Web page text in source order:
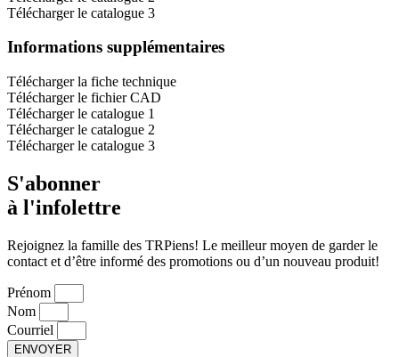
Télécharger le catalogue 3
Informations supplémentaires
Télécharger la fiche technique
Télécharger le fichier CAD
Télécharger le catalogue 1
Télécharger le catalogue 2
Télécharger le catalogue 3
S'abonner
à l'infolettre
Rejoignez la famille des TRPiens! Le meilleur moyen de garder le
contact et d’être informé des promotions ou d’un nouveau produit!
Prénom
Nom
Courriel
ENVOYER